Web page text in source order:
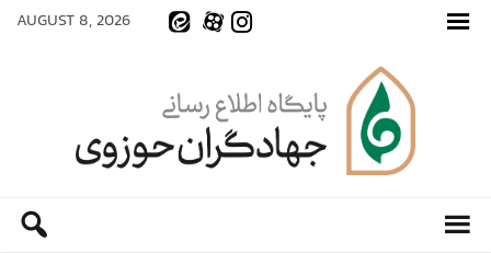
AUGUST 8, 2026